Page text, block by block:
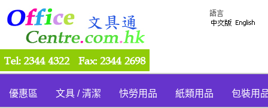
語言
優惠區 文具 / 清潔 快勞用品 紙類用品 包裝用